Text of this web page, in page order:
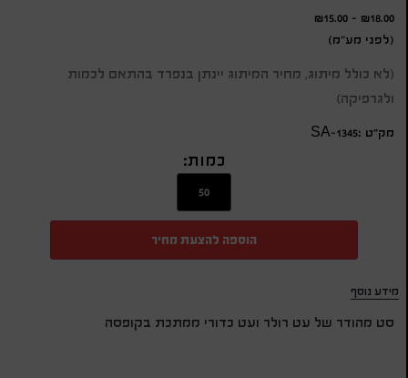
₪18.00
-
₪15.00
(לפני מע"מ)
(לא כולל מיתוג, מחיר המיתוג יינתן בנפרד בהתאם לכמות
ולגרפיקה)
מק״ט :SA-1345
כמות:
הוספה להצעת מחיר
מידע נוסף
סט מהודר של עט רולר ועט כדורי ממתכת בקופסה